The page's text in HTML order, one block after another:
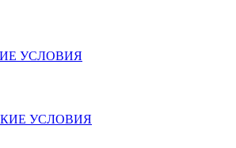
УСЛОВИЯ
УСЛОВИЯ